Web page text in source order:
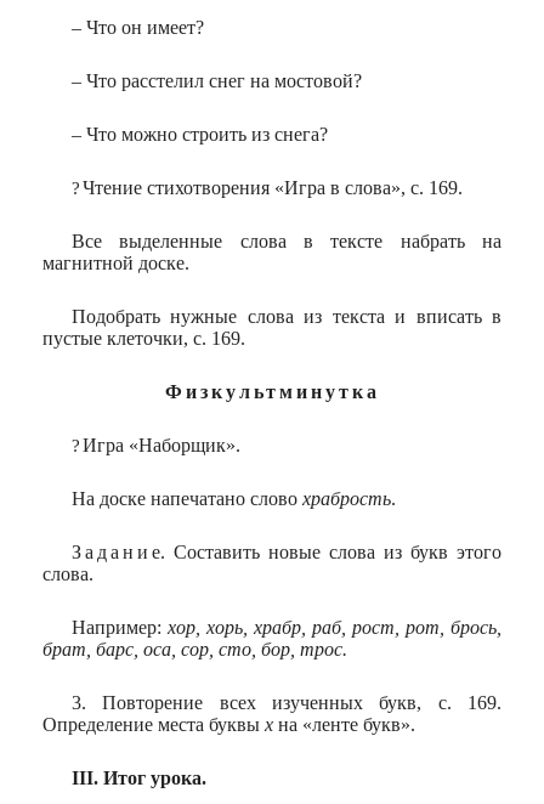
– Что он имеет?
– Что расстелил снег на мостовой?
– Что можно строить из снега?
?Чтение стихотворения «Игра в слова», с. 169.
Все выделенные слова в тексте набрать на
магнитной доске.
Подобрать нужные слова из текста и вписать в
пустые клеточки, с. 169.
Физкультминутка
?Игра «Наборщик».
На доске напечатано слово храбрость.
Задани е. Составить новые слова из букв этого
слова.
Например: хор, хорь, храбр, раб, рост, рот, брось,
брат, барс, оса, сор, сто, бор, трос.
3. Повторение всех изученных букв, с. 169.
Определение места буквы х на «ленте букв».
III. Итог урока.